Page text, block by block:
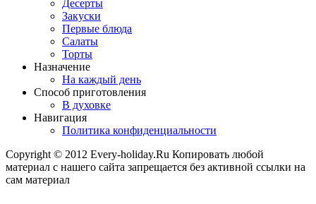
Десерты
Закуски
Первые блюда
Салаты
Торты
Назначение
На каждый день
Способ приготовления
В духовке
Навигация
Политика конфиденциальности
Copyright © 2012 Every-holiday.Ru Копировать любой
материал с нашего сайта запрещается без активной ссылки на
сам материал